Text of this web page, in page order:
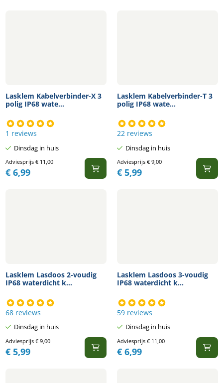
Lasklem Kabelverbinder-X 3
polig IP68 wate...
1 reviews
Dinsdag in huis
Adviesprijs €11,00
€6,99
Lasklem Kabelverbinder-T 3
polig IP68 wate...
22 reviews
Dinsdag in huis
Adviesprijs €9,00
€5,99
Lasklem Lasdoos 2-voudig
IP68 waterdicht k...
68 reviews
Dinsdag in huis
Adviesprijs €9,00
€5,99
Lasklem Lasdoos 3-voudig
IP68 waterdicht k...
59 reviews
Dinsdag in huis
Adviesprijs €11,00
€6,99